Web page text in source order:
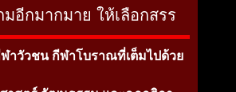
มอีกมากมาย ให้เลือกสรร
าวัวชน กีฬาโบราณที่เต็มไปด้วย